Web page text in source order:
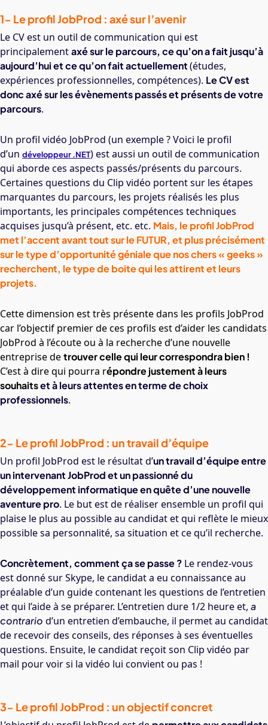
1- Le profil JobProd : axé sur l’avenir
Le CV est un outil de communication qui est
principalementaxé sur le parcours, ce qu’on a fait jusqu’à
aujourd’hui et ce qu’on fait actuellement(études,
expériences professionnelles, compétences). Le CV est
donc axé sur les évènements passés et présents de votre
parcours.
Un profil vidéo JobProd (un exemple ? Voici le profil
d’un développeur .NET) est aussi un outil de communication
qui aborde ces aspects passés/présents du parcours.
Certaines questions du Clip vidéo portent sur les étapes
marquantes du parcours, les projets réalisés les plus
importants, les principales compétences techniques
acquises jusqu’à présent, etc. etc. Mais, le profil JobProd
met l’accent avant tout sur le FUTUR, et plus précisément
sur le type d’opportunité géniale que nos chers « geeks »
recherchent, le type de boite qui les attirent et leurs
projets.
Cette dimension est très présente dans les profils JobProd
car l’objectif premier de ces profils est d’aider les candidats
JobProd à l’écoute ou à la recherche d’une nouvelle
entreprise detrouver celle qui leur correspondra bien !
C’est à dire qui pourra répondre justement à leurs
souhaitset à leurs attentesen terme de choix
professionnels.
2- Le profil JobProd : un travail d’équipe
Un profil JobProd est le résultat d’un travail d’équipe entre
un intervenant JobProd et un passionné du
développement informatique en quête d’une nouvelle
aventure pro. Le but est de réaliser ensemble un profil qui
plaise le plus au possible au candidat et qui reflète le mieux
possible sa personnalité, sa situation et ce qu’il recherche.
Concrètement, comment ça se passe ? Le rendez-vous
est donné sur Skype, le candidat a eu connaissance au
préalable d’un guide contenant les questions de l’entretien
et qui l’aide à se préparer. L’entretien dure 1/2 heure et, a
contrario d’un entretien d’embauche, il permet au candidat
de recevoir des conseils, des réponses à ses éventuelles
questions. Ensuite, le candidat reçoit son Clip vidéo par
mail pour voir si la vidéo lui convient ou pas !
3- Le profil JobProd : un objectif concret